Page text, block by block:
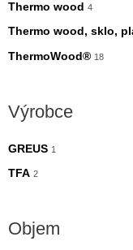
Thermo wood 4
Thermo wood, sklo,
ThermoWood® 18
Výrobce
GREUS 1
TFA 2
Objem